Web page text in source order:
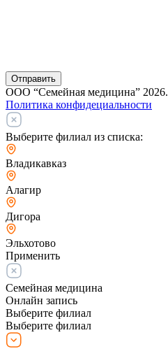
Отправить
ООО “Семейная медицина” 2026.
Политика конфидециальности
Выберите филиал из списка:
Владикавказ
Алагир
Дигора
Эльхотово
Применить
Семейная медицина
Онлайн запись
Выберите филиал
Выберите филиал